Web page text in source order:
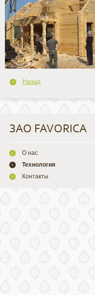
Назад
ЗАО FAVORICA
О нас
Технология
Контакты